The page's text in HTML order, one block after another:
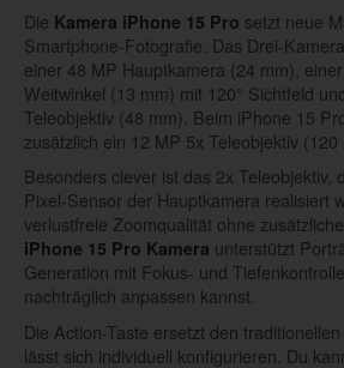
Die Kamera iPhone 15 Pro setzt neue
Smartphone-Fotografie. Das Drei-
einer 48 MP Hauptkamera (24 mm),
Weitwinkel (13 mm) mit 120° Sichtfeld
Teleobjektiv (48 mm). Beim iPhone 15
zusätzlich ein 12 MP 5x Teleobjektiv (120
Besonders clever ist das 2x Teleobjektiv,
Pixel-Sensor der Hauptkamera realisiert
verlustfreie Zoomqualität ohne
iPhone 15 Pro Kamera unterstützt
Generation mit Fokus- und
nachträglich anpassen kannst.
Die Action-Taste ersetzt den
lässt sich individuell konfigurieren. Du